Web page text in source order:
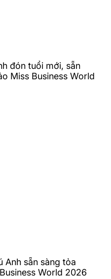
đón tuổi mới, sẵn
Miss Business World
Anh sẵn sàng tỏa
World 2026